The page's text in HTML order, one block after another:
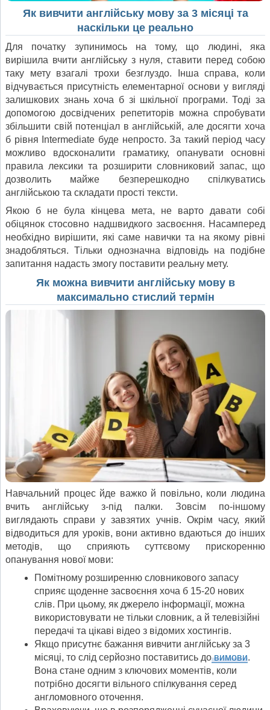
Як вивчити англійську мову за 3 місяці та
наскільки це реально
Для початку зупинимось на тому, що людині, яка
вирішила вчити англійську з нуля, ставити перед собою
таку мету взагалі трохи безглуздо. Інша справа, коли
відчувається присутність елементарної основи у вигляді
залишкових знань хоча б зі шкільної програми. Тоді за
допомогою досвідчених репетиторів можна спробувати
збільшити свій потенціал в англійській, але досягти хоча
б рівня Intermediate буде непросто. За такий період часу
можливо вдосконалити граматику, опанувати основні
правила лексики та розширити словниковий запас, що
дозволить майже безперешкодно спілкуватись
англійською та складати прості тексти.
Якою б не була кінцева мета, не варто давати собі
обіцянок стосовно надшвидкого засвоєння. Насамперед
необхідно вирішити, які саме навички та на якому рівні
знадобляться. Тільки однозначна відповідь на подібне
запитання надасть змогу поставити реальну мету.
Як можна вивчити англійську мову в
максимально стислий термін
Навчальний процес йде важко й повільно, коли людина
вчить англійську з-під палки. Зовсім по-іншому
виглядають справи у завзятих учнів. Окрім часу, який
відводиться для уроків, вони активно вдаються до інших
методів, що сприяють суттєвому прискоренню
опанування нової мови:
Помітному розширенню словникового запасу
сприяє щоденне засвоєння хоча б 15-20 нових
слів. При цьому, як джерело інформації, можна
використовувати не тільки словник, а й телевізійні
передачі та цікаві відео з відомих хостингів.
Якщо присутнє бажання вивчити англійську за 3
місяці, то слід серйозно поставитись довимови.
Вона стане одним з ключових моментів, коли
потрібно досягти вільного спілкування серед
англомовного оточення.